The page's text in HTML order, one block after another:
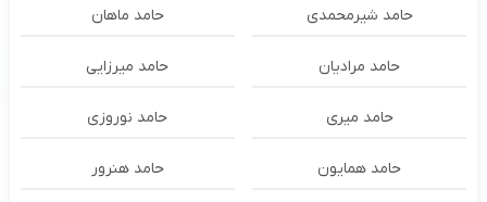
حامد شیرمحمدی حامد ماهان
حامد مرادیان حامد میرزایی
حامد میری حامد نوروزی
حامد همایون حامد هنرور